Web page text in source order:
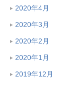
2020年4月
2020年3月
2020年2月
2020年1月
2019年12月